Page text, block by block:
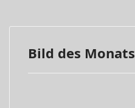
Bild des Monats